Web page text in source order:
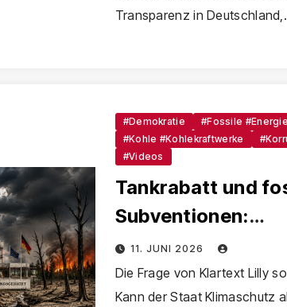
Transparenz in
#Demokratie
#Fossile
#Kohle #Kohlekraftwerke
#Videos
Tankrabatt und
Subventionen:
11. JUNI 2026
Die Frage von Klartext Lilly
Kann der Staat Klimaschutz